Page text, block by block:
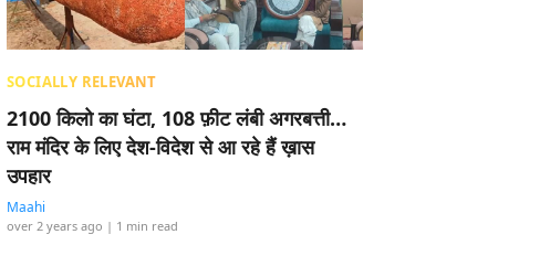
SOCIALLY RELEVANT
2100 किलो का घंटा, 108 फ़ीट लंबी अगरबत्ती…
राम मंदिर के लिए देश-विदेश से आ रहे हैं ख़ास
उपहार
Maahi
over 2 years ago | 1 min read